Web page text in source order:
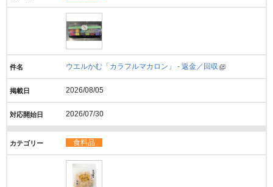
ウエルかむ「カラフルマカロン」 - 返金／回収
2026/08/05
2026/07/30
食料品